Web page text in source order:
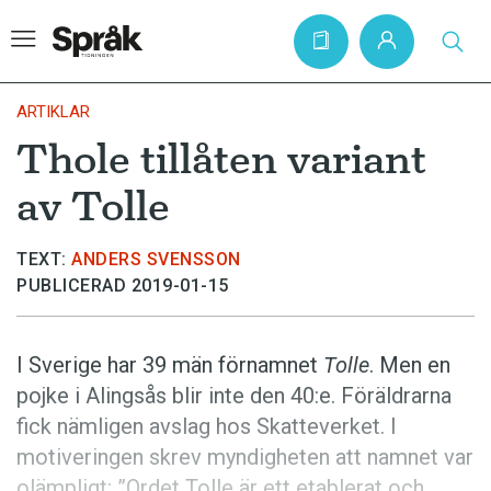
Hem
Artiklar
Krönikor
Språkfrågor
Bokrecensioner
Kviss
Podden
ARTIKLAR
Thole tillåten variant
av Tolle
TEXT: ANDERS SVENSSON
PUBLICERAD 2019-01-15
I Sverige har 39 män förnamnet Tolle. Men en
pojke i Alingsås blir inte den 40:e. Föräldrarna
fick nämligen avslag hos Skatteverket. I
motiveringen skrev myndigheten att namnet var